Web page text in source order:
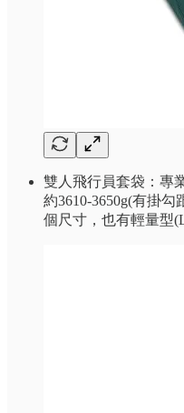
雙人飛行員套袋：專
約3610-3650g(有掛
個尺寸，也有輕量型